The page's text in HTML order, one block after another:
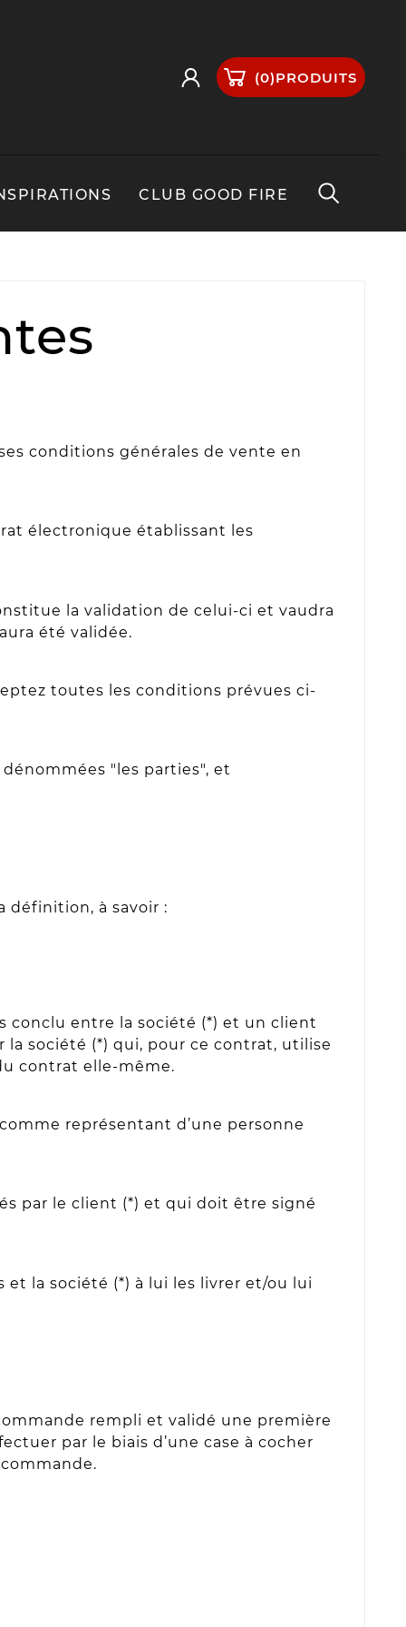
(0)PRODUITS
CLUB GOOD FIRE
conditions générales de vente en
électronique établissant les
la validation de celui-ci et vaudra
été validée.
toutes les conditions prévues ci-
"les parties", et
définition, à savoir :
conclu entre la société (*) et un client
la société (*) qui, pour ce contrat, utilise
contrat elle-même.
représentant d’une personne
par le client (*) et qui doit être signé
la société (*) à lui les livrer et/ou lui
rempli et validé une première
par le biais d’une case à cocher